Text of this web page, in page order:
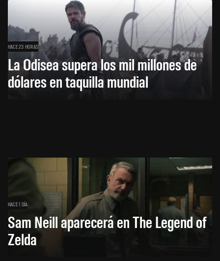
HACE 23 HORAS
La Odisea supera los mil millones de
dólares en taquilla mundial
HACE 1 DÍA
Sam Neill aparecerá en The Legend of
Zelda